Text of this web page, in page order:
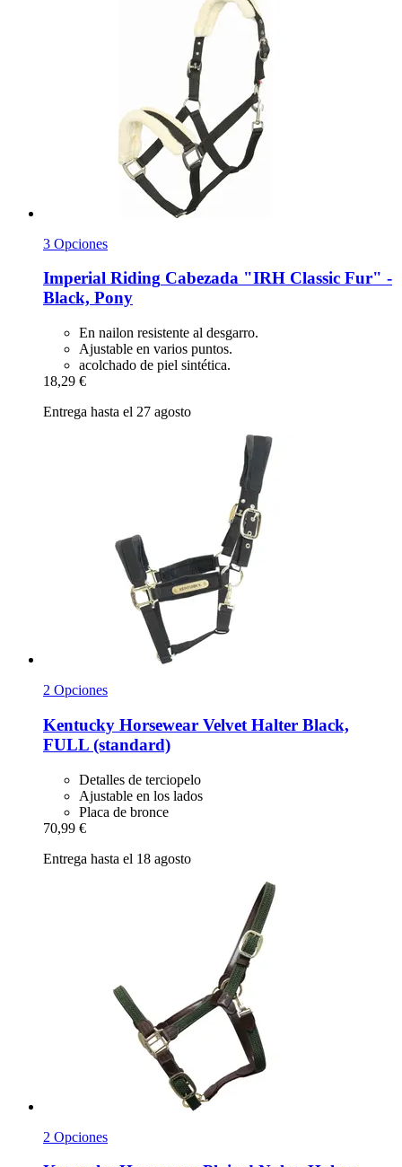
3 Opciones
Imperial Riding Cabezada "IRH Classic Fur" -​
Black, Pony
En nailon resistente al desgarro.
Ajustable en varios puntos.
acolchado de piel sintética.
18,29 €
Entrega hasta el 27 agosto
2 Opciones
Kentucky Horsewear Velvet Halter Black,
FULL (standard)
Detalles de terciopelo
Ajustable en los lados
Placa de bronce
70,99 €
Entrega hasta el 18 agosto
2 Opciones